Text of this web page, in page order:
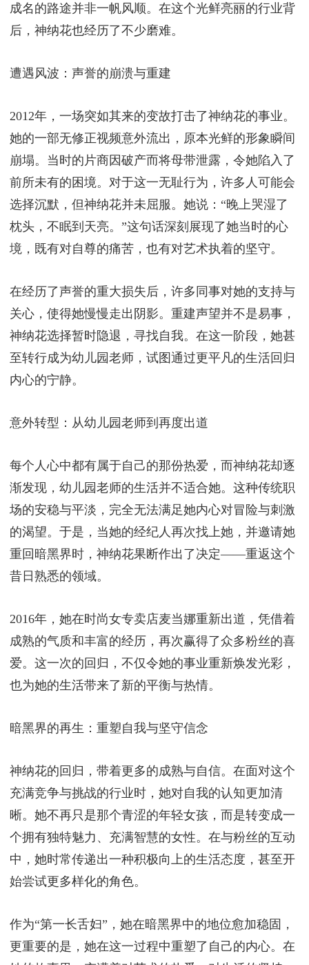
成名的路途并非一帆风顺。在这个光鲜亮丽的行业背
后，神纳花也经历了不少磨难。
遭遇风波：声誉的崩溃与重建
2012年，一场突如其来的变故打击了神纳花的事业。
她的一部无修正视频意外流出，原本光鲜的形象瞬间
崩塌。当时的片商因破产而将母带泄露，令她陷入了
前所未有的困境。对于这一无耻行为，许多人可能会
选择沉默，但神纳花并未屈服。她说：“晚上哭湿了
枕头，不眠到天亮。”这句话深刻展现了她当时的心
境，既有对自尊的痛苦，也有对艺术执着的坚守。
在经历了声誉的重大损失后，许多同事对她的支持与
关心，使得她慢慢走出阴影。重建声望并不是易事，
神纳花选择暂时隐退，寻找自我。在这一阶段，她甚
至转行成为幼儿园老师，试图通过更平凡的生活回归
内心的宁静。
意外转型：从幼儿园老师到再度出道
每个人心中都有属于自己的那份热爱，而神纳花却逐
渐发现，幼儿园老师的生活并不适合她。这种传统职
场的安稳与平淡，完全无法满足她内心对冒险与刺激
的渴望。于是，当她的经纪人再次找上她，并邀请她
重回暗黑界时，神纳花果断作出了决定——重返这个
昔日熟悉的领域。
2016年，她在时尚女专卖店麦当娜重新出道，凭借着
成熟的气质和丰富的经历，再次赢得了众多粉丝的喜
爱。这一次的回归，不仅令她的事业重新焕发光彩，
也为她的生活带来了新的平衡与热情。
暗黑界的再生：重塑自我与坚守信念
神纳花的回归，带着更多的成熟与自信。在面对这个
充满竞争与挑战的行业时，她对自我的认知更加清
晰。她不再只是那个青涩的年轻女孩，而是转变成一
个拥有独特魅力、充满智慧的女性。在与粉丝的互动
中，她时常传递出一种积极向上的生活态度，甚至开
始尝试更多样化的角色。
作为“第一长舌妇”，她在暗黑界中的地位愈加稳固，
更重要的是，她在这一过程中重塑了自己的内心。在